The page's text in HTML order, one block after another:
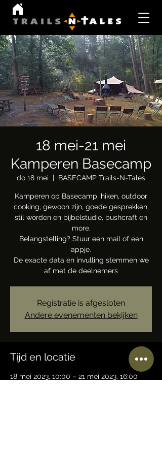
18 mei-21 mei
Kamperen Basecamp
do 18 mei
  |
BASECAMP Trails-N-Tales
Kamperen op Basecamp, hiken, outdoor
cooking, gewoon zijn, goede gesprekken,
stil worden en bijbelstudie, bushcraft en
more.
Belangstelling? Stuur een mail of een
appje.
De exacte data en invulling stemmen we
af met de deelnemers
Registratie is afgesloten
Andere evenementen bekijken
Tijd en locatie
18 mei 2023, 10:00 – 21 mei 2023, 16:00